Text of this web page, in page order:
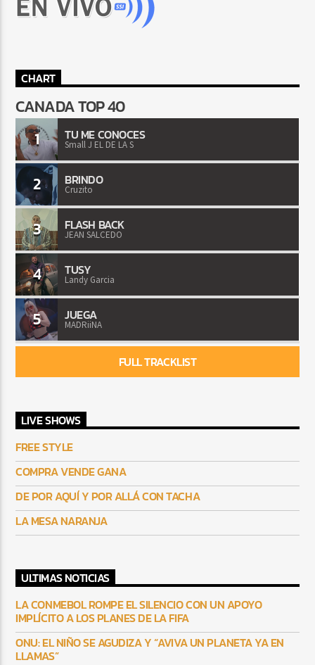
CHART
CANADA TOP 40
1 TU ME CONOCES
Small J EL DE LA S
2 BRINDO
Cruzito
3 FLASH BACK
JEAN SALCEDO
4 TUSY
Landy Garcia
5 JUEGA
MADRiiNA
FULL TRACKLIST
LIVE SHOWS
FREE STYLE
COMPRA VENDE GANA
DE POR AQUÍ Y POR ALLÁ CON TACHA
LA MESA NARANJA
ULTIMAS NOTICIAS
LA CONMEBOL ROMPE EL SILENCIO CON UN APOYO
IMPLÍCITO A LOS PLANES DE LA FIFA
ONU: EL NIÑO SE AGUDIZA Y “AVIVA UN PLANETA YA EN
LLAMAS”